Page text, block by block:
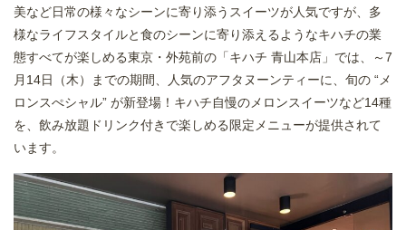
美など日常の様々なシーンに寄り添うスイーツが人気ですが、多
様なライフスタイルと食のシーンに寄り添えるようなキハチの業
態すべてが楽しめる東京・外苑前の「キハチ 青山本店」では、～7
月14日（木）までの期間、人気のアフタヌーンティーに、旬の “メ
ロンスぺシャル” が新登場！キハチ自慢のメロンスイーツなど14種
を、飲み放題ドリンク付きで楽しめる限定メニューが提供されて
います。